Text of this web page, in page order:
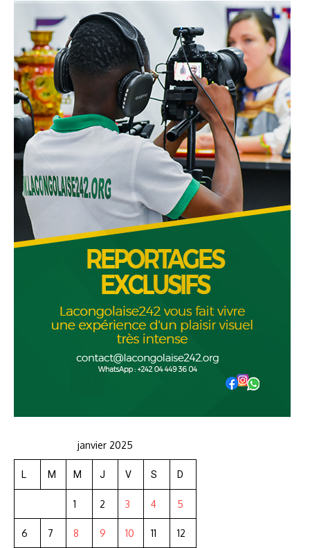
janvier 2025
L M M J V S D
1 2 3 4 5
6 7 8 9 10 11 12